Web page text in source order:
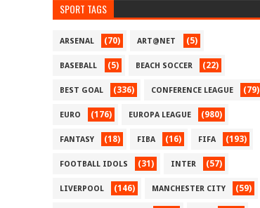
SPORT TAGS
ARSENAL (70) ART@NET (5)
BASEBALL (5) BEACH SOCCER (22)
BEST GOAL (336) CONFERENCE LEAGUE (79)
EURO (176) EUROPA LEAGUE (980)
FANTASY (18) FIBA (16) FIFA (193)
FOOTBALL IDOLS (31) INTER (57)
LIVERPOOL (146) MANCHESTER CITY (59)